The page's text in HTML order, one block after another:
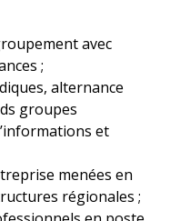
avec
;
alternance
groupes
et
menées en
régionales ;